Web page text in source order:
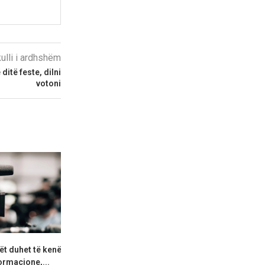
i ardhshëm
ditë feste, dilni
votoni
duhet të kenë